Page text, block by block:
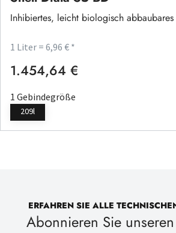
Inhibiertes, leicht biologisch
1 Liter = 6,96 € *
Regulärer Preis:
1.454,64 €
1 Gebindegröße
209l
ERFAHREN SIE ALLE
Abonnieren Sie